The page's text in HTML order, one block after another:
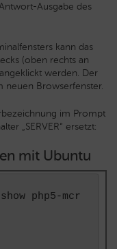
Ausgabe des
kann das
(oben rechts an
werden. Der
neuen Browserfenster.
im Prompt
„SERVER“ ersetzt:
mit Ubuntu
php5-mcr